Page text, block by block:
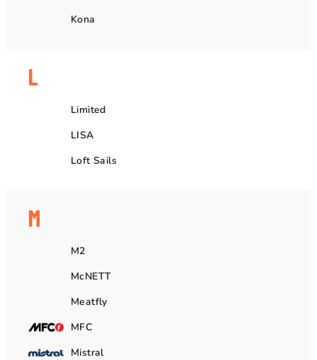
Kona
L
Limited
LISA
Loft Sails
M
M2
McNETT
Meatfly
MFC
Mistral